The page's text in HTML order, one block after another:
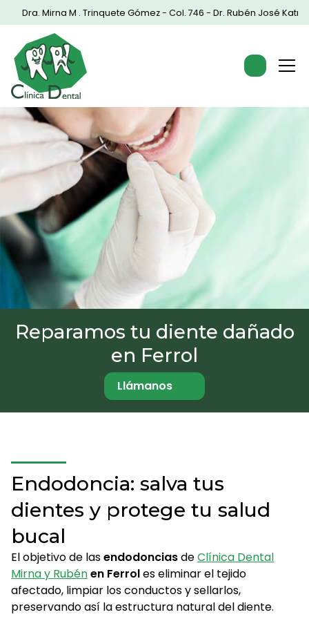
Dra. Mirna M . Trinquete Gómez - Col. 746 - Dr. Rubén José
Reparamos tu diente dañado
en Ferrol
Llámanos
Endodoncia: salva tus
dientes y protege tu salud
bucal
El objetivo de lasendodonciasdeClínica Dental
Mirna y Rubénen Ferroles eliminar el tejido
afectado, limpiar los conductos y sellarlos,
preservando así la estructura natural del diente.